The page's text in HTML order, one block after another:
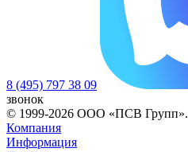
8 (495) 797 38 09
звонок
© 1999-2026 ООО «ПСВ Групп».
Компания
Информация